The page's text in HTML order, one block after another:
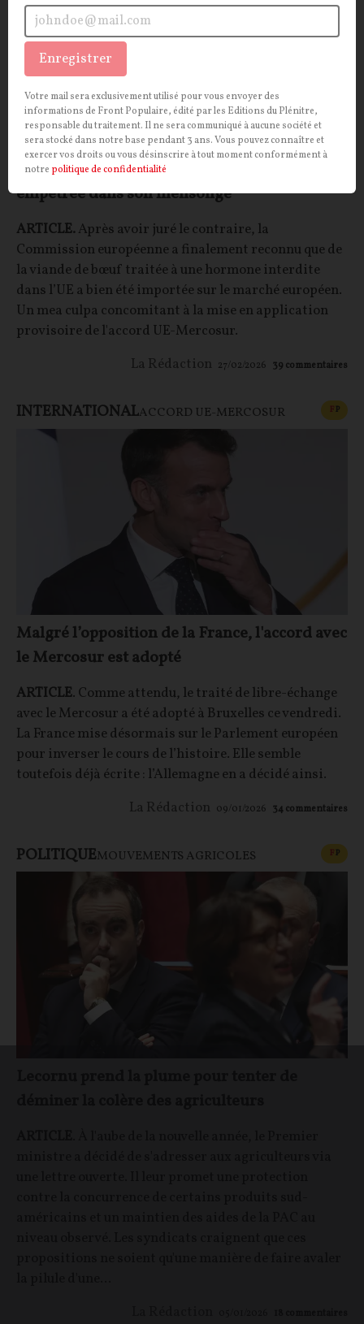
Bœuf brésilien aux hormones : Bruxelles
empêtrée dans son mensonge
ARTICLE.Après avoir juré le contraire, la
Commission européenne a finalement reconnu que de
la viande de bœuf traitée à une hormone interdite
dans l’UE a bien été importée sur le marché européen.
Un mea culpa concomitant à la mise en application
provisoire de l'accord UE-Mercosur.
La Rédaction 27/02/2026 39 commentaires
INTERNATIONALACCORD UE-MERCOSUR FP
Malgré l’opposition de la France, l'accord avec
le Mercosur est adopté
ARTICLE. Comme attendu, le traité de libre-échange
avec le Mercosur a été adopté à Bruxelles ce vendredi.
La France mise désormais sur le Parlement européen
pour inverser le cours de l’histoire. Elle semble
toutefois déjà écrite : l’Allemagne en a décidé ainsi.
La Rédaction 09/01/2026 34commentaires
POLITIQUEMOUVEMENTS AGRICOLES FP
Enregistrer
Votre mail sera exclusivement utilisé pour vous envoyer des
informations de Front Populaire, édité par les Editions du Plénitre,
responsable du traitement. Il ne sera communiqué à aucune société et
sera stocké dans notre base pendant 3 ans. Vous pouvez connaître et
exercer vos droits ou vous désinscrire à tout moment conformément à
notre politique de confidentialité